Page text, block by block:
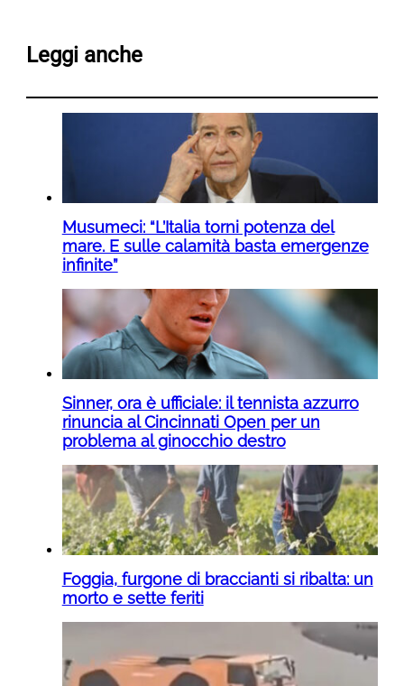
Leggi anche
Musumeci: “L’Italia torni potenza del
mare. E sulle calamità basta emergenze
infinite”
Sinner, ora è ufficiale: il tennista azzurro
rinuncia al Cincinnati Open per un
problema al ginocchio destro
Foggia, furgone di braccianti si ribalta: un
morto e sette feriti